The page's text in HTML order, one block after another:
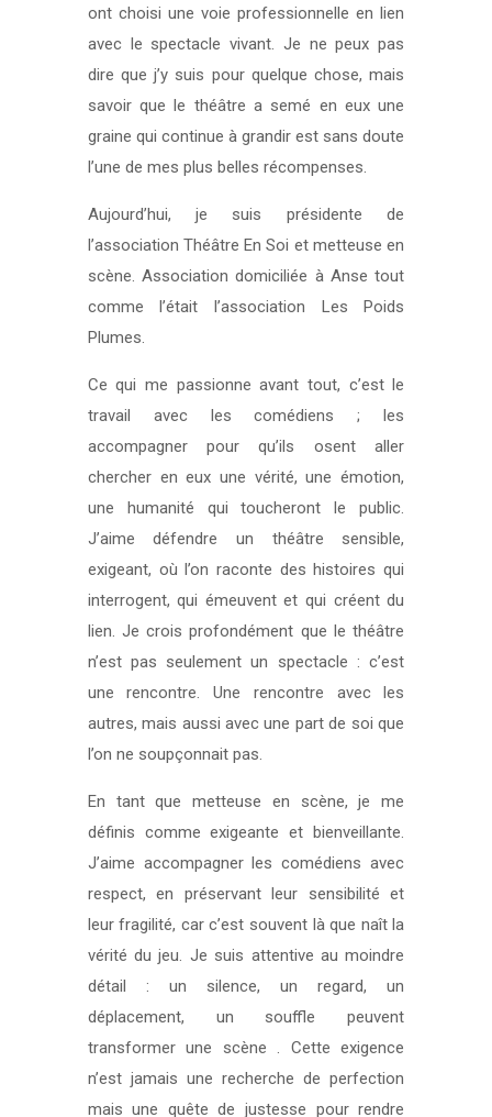
ont choisi une voie professionnelle en lien
avec le spectacle vivant. Je ne peux pas
dire que j’y suis pour quelque chose, mais
savoir que le théâtre a semé en eux une
graine qui continue à grandir est sans doute
l’une de mes plus belles récompenses.
Aujourd’hui, je suis présidente de
l’association Théâtre En Soi et metteuse en
scène. Association domiciliée à Anse tout
comme l’était l’association Les Poids
Plumes.
Ce qui me passionne avant tout, c’est le
travail avec les comédiens ; les
accompagner pour qu’ils osent aller
chercher en eux une vérité, une émotion,
une humanité qui toucheront le public.
J’aime défendre un théâtre sensible,
exigeant, où l’on raconte des histoires qui
interrogent, qui émeuvent et qui créent du
lien. Je crois profondément que le théâtre
n’est pas seulement un spectacle : c’est
une rencontre. Une rencontre avec les
autres, mais aussi avec une part de soi que
l’on ne soupçonnait pas.
En tant que metteuse en scène, je me
définis comme exigeante et bienveillante.
J’aime accompagner les comédiens avec
respect, en préservant leur sensibilité et
leur fragilité, car c’est souvent là que naît la
vérité du jeu. Je suis attentive au moindre
détail : un silence, un regard, un
déplacement, un souffle peuvent
transformer une scène . Cette exigence
n’est jamais une recherche de perfection
mais une quête de justesse pour rendre